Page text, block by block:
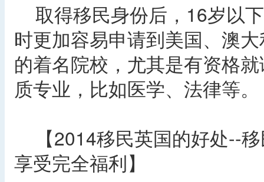
取得移民身份后，16岁以
时更加容易申请到美国、澳
的着名院校，尤其是有资格
质专业，比如医学、法律等。
【2014移民英国的好处--移
享受完全福利】